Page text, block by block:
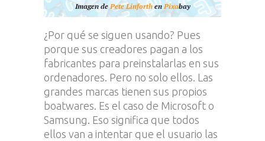
Imagen dePete LinforthenPixabay
¿Por qué se siguen usando? Pues
porque sus creadores pagan a los
fabricantes para preinstalarlas en sus
ordenadores. Pero no solo ellos. Las
grandes marcas tienen sus propios
boatwares. Es el caso de Microsoft o
Samsung. Eso significa que todos
ellos van a intentar que el usuario las